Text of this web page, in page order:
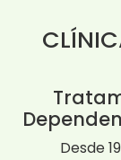
Desde